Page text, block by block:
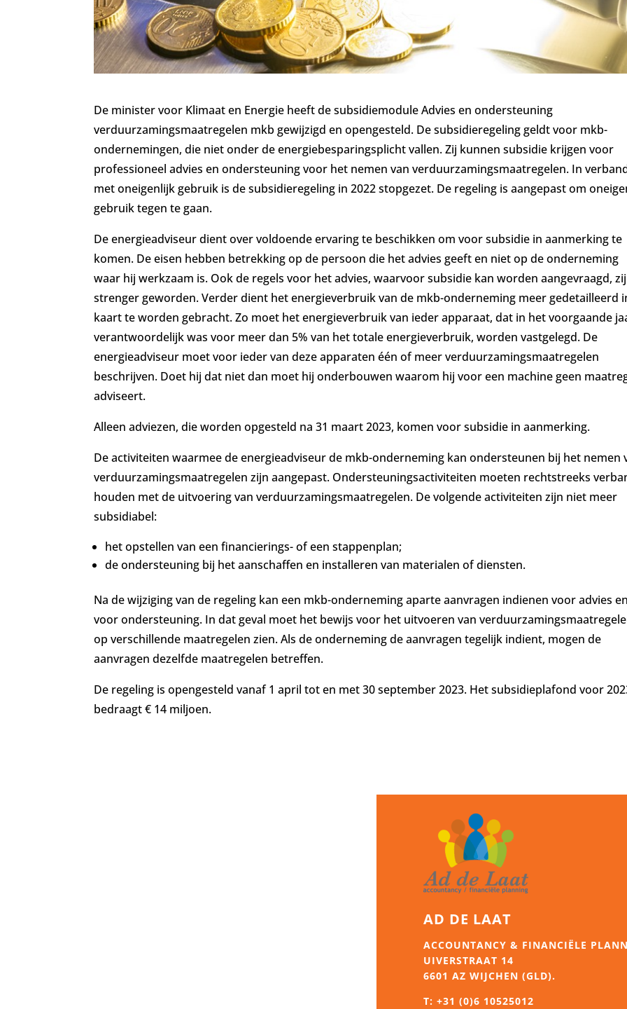
De minister voor Klimaat en Energie heeft de subsidiemodule Advies en ondersteuning
verduurzamingsmaatregelen mkb gewijzigd en opengesteld. De subsidieregeling geldt voor mkb-
ondernemingen, die niet onder de energiebesparingsplicht vallen. Zij kunnen subsidie krijgen voor
professioneel advies en ondersteuning voor het nemen van verduurzamingsmaatregelen. In
met oneigenlijk gebruik is de subsidieregeling in 2022 stopgezet. De regeling is aangepast om
gebruik tegen te gaan.
De energieadviseur dient over voldoende ervaring te beschikken om voor subsidie in aanmerking te
komen. De eisen hebben betrekking op de persoon die het advies geeft en niet op de onderneming
waar hij werkzaam is. Ook de regels voor het advies, waarvoor subsidie kan worden aangevraagd,
strenger geworden. Verder dient het energieverbruik van de mkb-onderneming meer gedetailleerd
kaart te worden gebracht. Zo moet het energieverbruik van ieder apparaat, dat in het voorgaande
verantwoordelijk was voor meer dan 5% van het totale energieverbruik, worden vastgelegd. De
energieadviseur moet voor ieder van deze apparaten één of meer verduurzamingsmaatregelen
beschrijven. Doet hij dat niet dan moet hij onderbouwen waarom hij voor een machine geen
adviseert.
Alleen adviezen, die worden opgesteld na 31 maart 2023, komen voor subsidie in aanmerking.
De activiteiten waarmee de energieadviseur de mkb-onderneming kan ondersteunen bij het nemen
verduurzamingsmaatregelen zijn aangepast. Ondersteuningsactiviteiten moeten rechtstreeks
houden met de uitvoering van verduurzamingsmaatregelen. De volgende activiteiten zijn niet meer
subsidiabel:
het opstellen van een financierings- of een stappenplan;
de ondersteuning bij het aanschaffen en installeren van materialen of diensten.
Na de wijziging van de regeling kan een mkb-onderneming aparte aanvragen indienen voor advies en
voor ondersteuning. In dat geval moet het bewijs voor het uitvoeren van
op verschillende maatregelen zien. Als de onderneming de aanvragen tegelijk indient, mogen de
aanvragen dezelfde maatregelen betreffen.
De regeling is opengesteld vanaf 1 april tot en met 30 september 2023. Het subsidieplafond voor
bedraagt € 14 miljoen.
AD DE LAAT
ACCOUNTANCY & FINANCIËLE
UIVERSTRAAT 14
6601 AZ WIJCHEN (GLD).
T: +31 (0)6 10525012